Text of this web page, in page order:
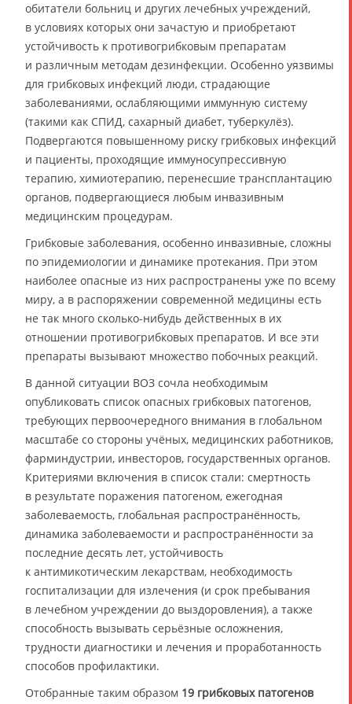
обитатели больниц и других лечебных учреждений,
в условиях которых они зачастую и приобретают
устойчивость к противогрибковым препаратам
и различным методам дезинфекции. Особенно уязвимы
для грибковых инфекций люди, страдающие
заболеваниями, ослабляющими иммунную систему
(такими как СПИД, сахарный диабет, туберкулёз).
Подвергаются повышенному риску грибковых инфекций
и пациенты, проходящие иммуносупрессивную
терапию, химиотерапию, перенесшие трансплантацию
органов, подвергающиеся любым инвазивным
медицинским процедурам.
Грибковые заболевания, особенно инвазивные, сложны
по эпидемиологии и динамике протекания. При этом
наиболее опасные из них распространены уже по всему
миру, а в распоряжении современной медицины есть
не так много сколько-нибудь действенных в их
отношении противогрибковых препаратов. И все эти
препараты вызывают множество побочных реакций.
В данной ситуации ВОЗ сочла необходимым
опубликовать список опасных грибковых патогенов,
требующих первоочередного внимания в глобальном
масштабе со стороны учёных, медицинских работников,
фарминдустрии, инвесторов, государственных органов.
Критериями включения в список стали: смертность
в результате поражения патогеном, ежегодная
заболеваемость, глобальная распространённость,
динамика заболеваемости и распространённости за
последние десять лет, устойчивость
к антимикотическим лекарствам, необходимость
госпитализации для излечения (и срок пребывания
в лечебном учреждении до выздоровления), а также
способность вызывать серьёзные осложнения,
трудности диагностики и лечения и проработанность
способов профилактики.
Отобранные таким образом 19 грибковых патогенов